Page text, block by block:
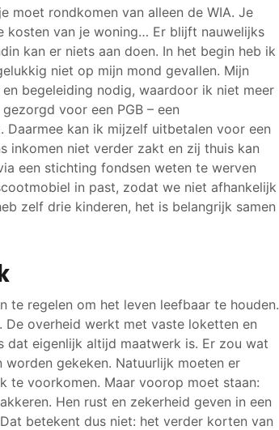
moet rondkomen van alleen de WIA. Je
kosten van je woning… Er blijft nauwelijks
kan er niets aan doen. In het begin heb ik
niet op mijn mond gevallen. Mijn
begeleiding nodig, waardoor ik niet meer
voor een PGB – een
Daarmee kan ik mijzelf uitbetalen voor een
inkomen niet verder zakt en zij thuis kan
een stichting fondsen weten te werven
in past, zodat we niet afhankelijk
zelf drie kinderen, het is belangrijk samen
te regelen om het leven leefbaar te houden.
De overheid werkt met vaste loketten en
dat eigenlijk altijd maatwerk is. Er zou wat
worden gekeken. Natuurlijk moeten er
te voorkomen. Maar voorop moet staan:
Hen rust en zekerheid geven in een
betekent dus niet: het verder korten van